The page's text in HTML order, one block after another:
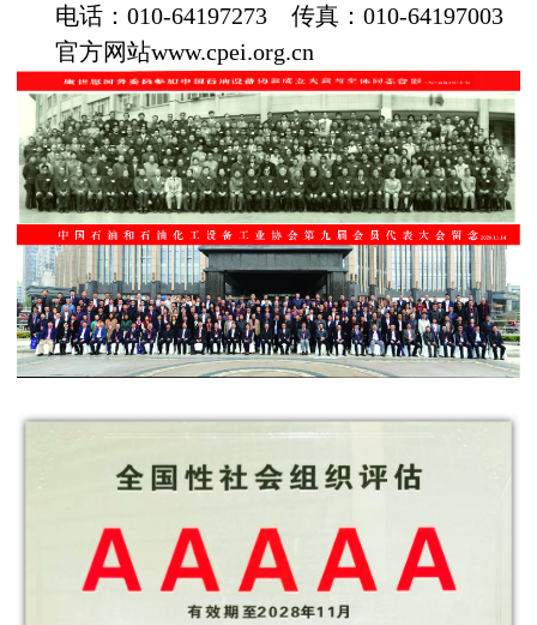
电话：010-64197273 传真：010-64197003
官方网站www.cpei.org.cn